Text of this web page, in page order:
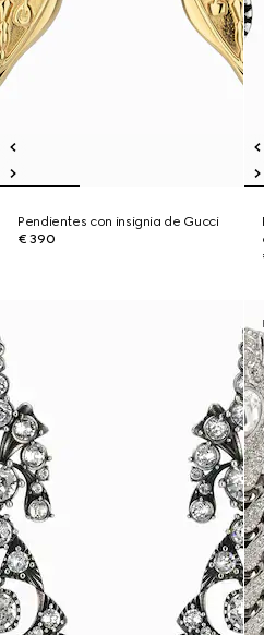
Pendientes con insignia de Gucci
€ 390